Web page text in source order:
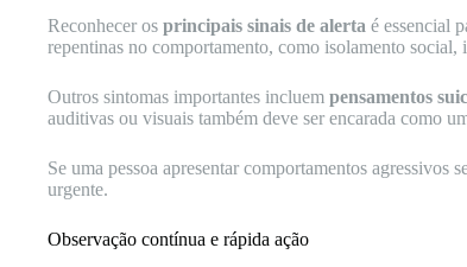
Reconhecer os principais sinais de alerta é essencial
repentinas no comportamento, como isolamento
Outros sintomas importantes incluem pensamentos
auditivas ou visuais também deve ser encarada como
Se uma pessoa apresentar comportamentos
urgente.
Observação contínua e rápida ação